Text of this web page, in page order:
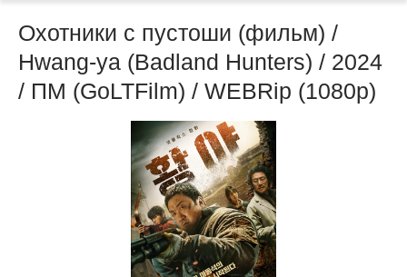
Охотники с пустоши (фильм) /
Hwang-ya (Badland Hunters) / 2024
/ ПМ (GoLTFilm) / WEBRip (1080p)